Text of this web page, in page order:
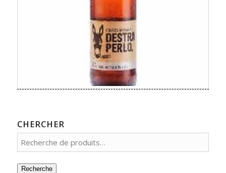
CHERCHER
Recherche